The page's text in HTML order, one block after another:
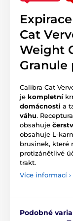
Cat
Weight
Granule
Calibra Cat
je kompletní
domácnosti a
váhu.
obsahuje
obsahuje L-
brusinek, které
protizánětlivé
trakt.
Více informací ›
Podobné